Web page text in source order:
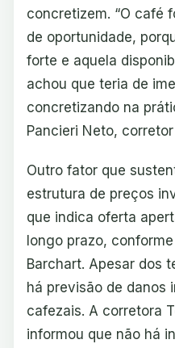
concretizem. “O café
de oportunidade,
forte e aquela
achou que teria de
concretizando na
Pancieri Neto,
Outro fator que
estrutura de preços
que indica oferta
longo prazo,
Barchart. Apesar dos
há previsão de danos
cafezais. A corretora
informou que não há